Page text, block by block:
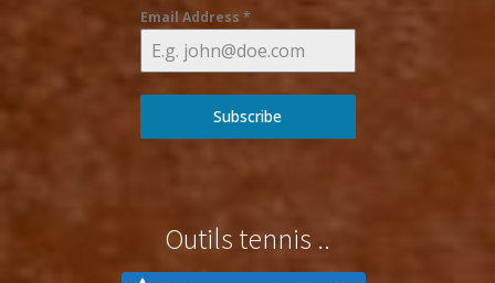
Email Address *
Subscribe
Outils tennis ..